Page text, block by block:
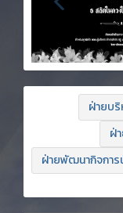
ฝ่ายบ
ฝ่
ฝ่ายพัฒนากิจการ